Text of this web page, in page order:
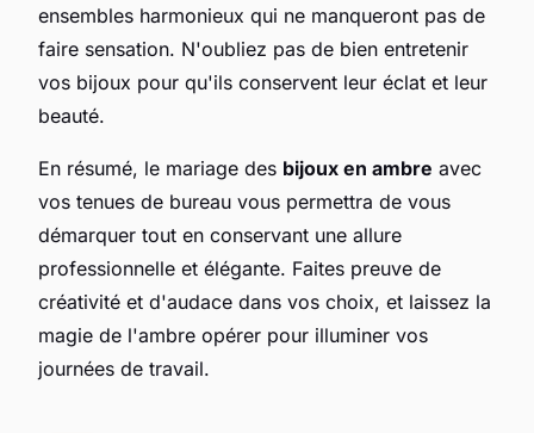
ensembles harmonieux qui ne manqueront pas de
faire sensation. N'oubliez pas de bien entretenir
vos bijoux pour qu'ils conservent leur éclat et leur
beauté.
En résumé, le mariage des bijoux en ambre avec
vos tenues de bureau vous permettra de vous
démarquer tout en conservant une allure
professionnelle et élégante. Faites preuve de
créativité et d'audace dans vos choix, et laissez la
magie de l'ambre opérer pour illuminer vos
journées de travail.